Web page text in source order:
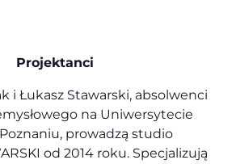
Projektanci
i Łukasz Stawarski, absolwenci
na Uniwersytecie
prowadzą studio
od 2014 roku. Specjalizują